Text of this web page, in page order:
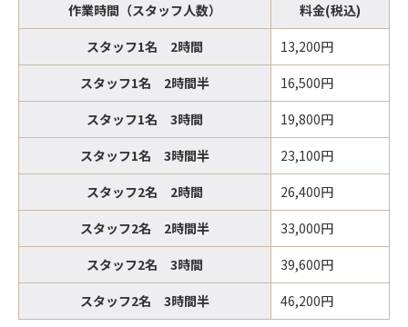
作業時間（スタッフ人数）
料金(税込)
スタッフ1名 2時間
13,200円
スタッフ1名 2時間半
16,500円
スタッフ1名 3時間
19,800円
スタッフ1名 3時間半
23,100円
スタッフ2名 2時間
26,400円
スタッフ2名 2時間半
33,000円
スタッフ2名 3時間
39,600円
スタッフ2名 3時間半
46,200円